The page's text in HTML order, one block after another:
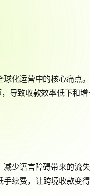
化运营中的核心痛点
导致收款效率低下和增
少语言障碍带来的流失
续费，让跨境收款变得